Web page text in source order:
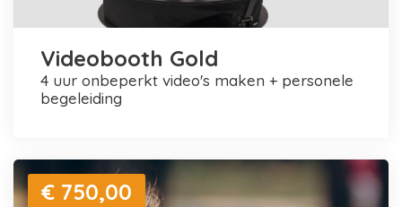
Videobooth Gold
4 uur onbeperkt video's maken + personele
begeleiding
€ 750,00